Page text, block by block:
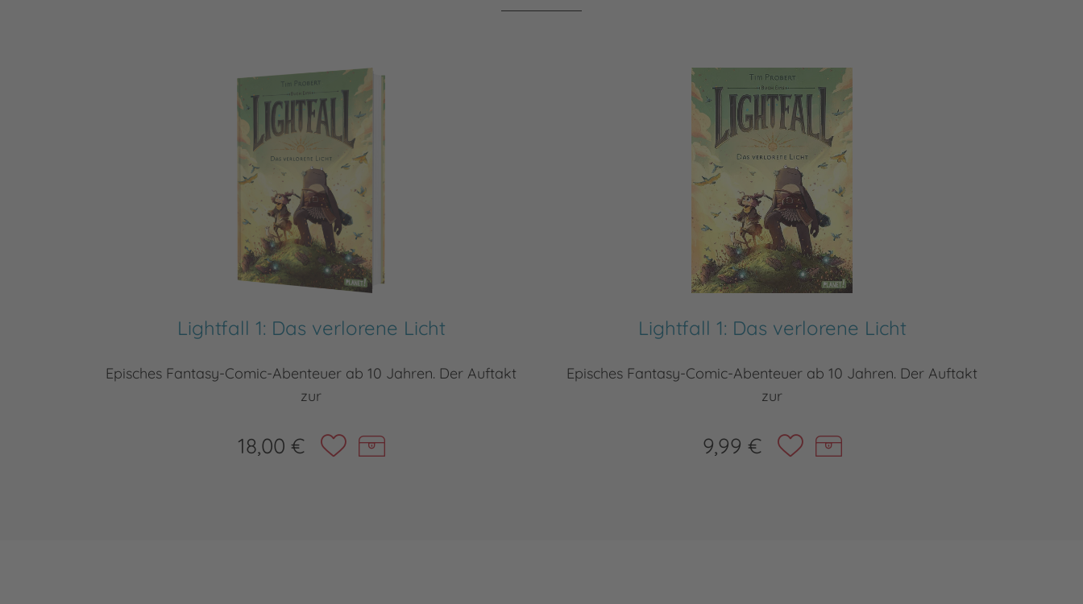
Lightfall 1: Das verlorene Licht
Episches Fantasy-Comic-Abenteuer ab 10 Jahren. Der Auftakt
zur
18,00 €
Lightfall 1: Das verlorene Licht
Episches Fantasy-Comic-Abenteuer ab 10 Jahren. Der Auftakt
zur
9,99 €